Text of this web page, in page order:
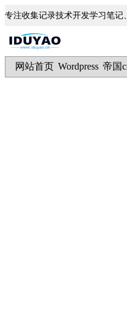
专注收集记录技术开发学习笔记
网站首页 Wordpress 帝国